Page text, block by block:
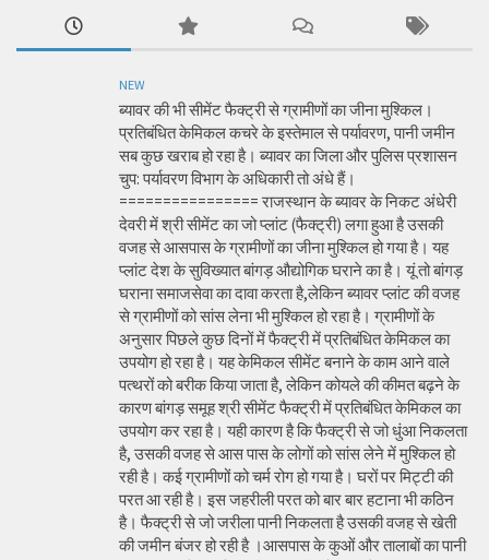
NEW
ब्यावर की भी सीमेंट फैक्ट्री से ग्रामीणों का जीना मुश्किल।
प्रतिबंधित केमिकल कचरे के इस्तेमाल से पर्यावरण, पानी जमीन
सब कुछ खराब हो रहा है। ब्यावर का जिला और पुलिस प्रशासन
चुप: पर्यावरण विभाग के अधिकारी तो अंधे हैं।
================ राजस्थान के ब्यावर के निकट अंधेरी
देवरी में श्री सीमेंट का जो प्लांट (फैक्ट्री) लगा हुआ है उसकी
वजह से आसपास के ग्रामीणों का जीना मुश्किल हो गया है। यह
प्लांट देश के सुविख्यात बांगड़ औद्योगिक घराने का है। यूं तो बांगड़
घराना समाजसेवा का दावा करता है,लेकिन ब्यावर प्लांट की वजह
से ग्रामीणों को सांस लेना भी मुश्किल हो रहा है। ग्रामीणों के
अनुसार पिछले कुछ दिनों में फैक्ट्री में प्रतिबंधित केमिकल का
उपयोग हो रहा है। यह केमिकल सीमेंट बनाने के काम आने वाले
पत्थरों को बरीक किया जाता है, लेकिन कोयले की कीमत बढ़ने के
कारण बांगड़ समूह श्री सीमेंट फैक्ट्री में प्रतिबंधित केमिकल का
उपयोग कर रहा है। यही कारण है कि फैक्ट्री से जो धुंआ निकलता
है, उसकी वजह से आस पास के लोगों को सांस लेने में मुश्किल हो
रही है। कई ग्रामीणों को चर्म रोग हो गया है। घरों पर मिट्टी की
परत आ रही है। इस जहरीली परत को बार बार हटाना भी कठिन
है। फैक्ट्री से जो जरीला पानी निकलता है उसकी वजह से खेती
की जमीन बंजर हो रही है ।आसपास के कुओं और तालाबों का पानी